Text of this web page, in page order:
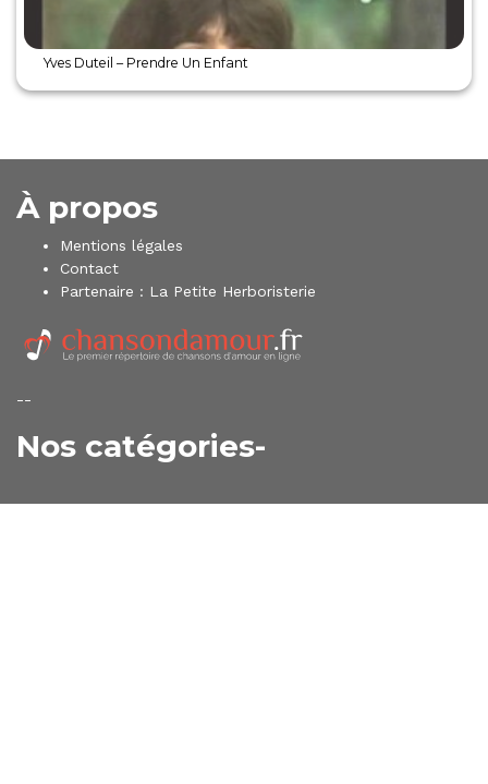
Yves Duteil – Prendre Un Enfant
À propos
Mentions légales
Contact
Partenaire : La Petite Herboristerie
--
Nos catégories-